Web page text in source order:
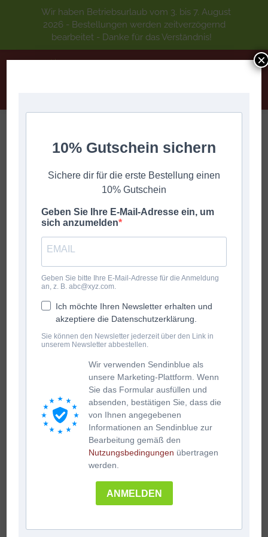
Harmonika
Start Spielhefte
WACKELKONTAKT Oimara Steirische Harmonika
Wir haben Betriebsurlaub vom 3. bis 7. August
2026 - Bestellungen werden zeitverzögernd
bearbeitet - Danke für das Verständnis!
10% Gutschein sichern
Sichere dir für die erste Bestellung einen
10% Gutschein
Geben Sie Ihre E-Mail-Adresse ein, um
sich anzumelden
Geben Sie bitte Ihre E-Mail-Adresse für die Anmeldung
an, z. B. abc@xyz.com.
Ich möchte Ihren Newsletter erhalten und
akzeptiere die Datenschutzerklärung.
Sie können den Newsletter jederzeit über den Link in
unserem Newsletter abbestellen.
Wir verwenden Sendinblue als
unsere Marketing-Plattform. Wenn
Sie das Formular ausfüllen und
absenden, bestätigen Sie, dass die
von Ihnen angegebenen
Informationen an Sendinblue zur
Bearbeitung gemäß den
Nutzungsbedingungen übertragen
werden.
ANMELDEN
×